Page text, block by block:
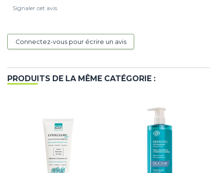
Signaler cet avis
Connectez-vous pour écrire un avis
PRODUITS DE LA MÊME CATÉGORIE :